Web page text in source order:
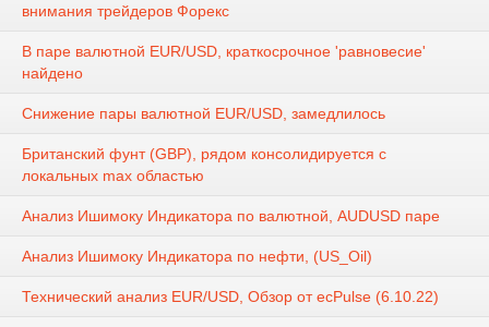
внимания трейдеров Форекс
В паре валютной EUR/USD, краткосрочное 'равновесие'
найдено
Снижение пары валютной EUR/USD, замедлилось
Британский фунт (GBP), рядом консолидируется с
локальных max областью
Анализ Ишимоку Индикатора по валютной, AUDUSD паре
Анализ Ишимоку Индикатора по нефти, (US_Oil)
Технический анализ EUR/USD, Обзор от ecPulse (6.10.22)